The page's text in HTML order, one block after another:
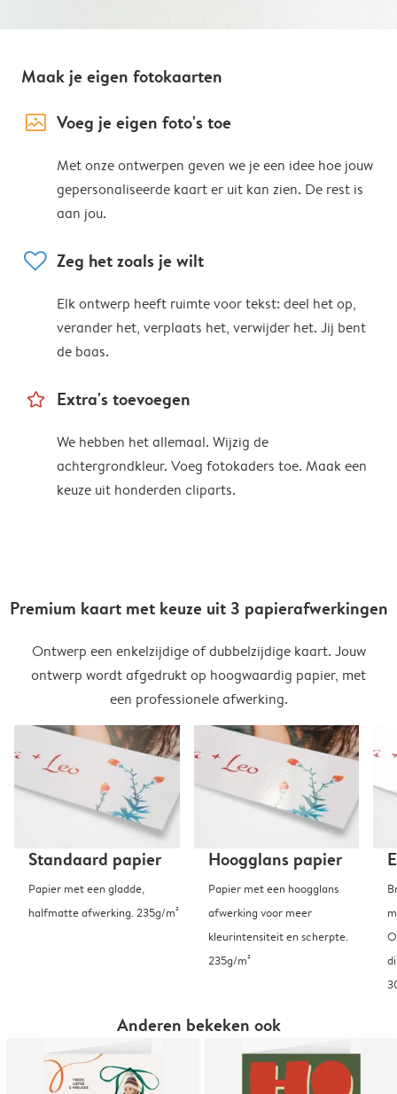
Maak je eigen fotokaarten
image_placeholder Voeg je eigen foto's toe
Met onze ontwerpen geven we je een idee hoe jouw
gepersonaliseerde kaart er uit kan zien. De rest is
aan jou.
heart Zeg het zoals je wilt
Elk ontwerp heeft ruimte voor tekst: deel het op,
verander het, verplaats het, verwijder het. Jij bent
de baas.
star_outline Extra's toevoegen
We hebben het allemaal. Wijzig de
achtergrondkleur. Voeg fotokaders toe. Maak een
keuze uit honderden cliparts.
Premium kaart met keuze uit 3 papierafwerkingen
Ontwerp een enkelzijdige of dubbelzijdige kaart. Jouw
ontwerp wordt afgedrukt op hoogwaardig papier, met
een professionele afwerking.
Standaard papier
Papier met een gladde,
halfmatte afwerking. 235g/m²
Hoogglans papier
Papier met een hoogglans
afwerking voor meer
kleurintensiteit en scherpte.
235g/m²
Anderen bekeken ook